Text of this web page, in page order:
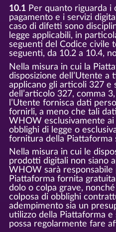
10.1Per quanto riguarda i
pagamento e i servizi
caso di difetti sono
legge applicabili, in
seguenti del Codice civile
seguenti, da 10.2 a 10.4,
Nella misura in cui la
disposizione dell’Utente a
applicano gli articoli 327 e
dell’articolo 327, comma
l’Utente fornisca dati
fornirli, a meno che tali
WHOW esclusivamente ai
obblighi di legge o
fornitura della Piattaforma
Nella misura in cui le
prodotti digitali non siano
WHOW sarà
Piattaforma fornita
dolo o colpa grave,
colposa di obblighi
adempimento sia un
utilizzo della Piattaforma
possa regolarmente fare